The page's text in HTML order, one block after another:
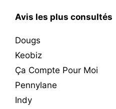
Avis les plus consultés
Dougs
Keobiz
Ça Compte Pour Moi
Pennylane
Indy